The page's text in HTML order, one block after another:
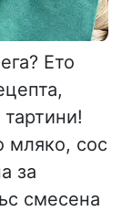
Ето
мляко, сос
за
смесена